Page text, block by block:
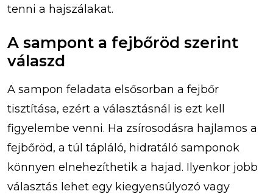
tenni a hajszálakat.
A sampont a fejbőröd szerint
válaszd
A sampon feladata elsősorban a fejbőr
tisztítása, ezért a választásnál is ezt kell
figyelembe venni. Ha zsírosodásra hajlamos a
fejbőröd, a túl tápláló, hidratáló samponok
könnyen elnehezíthetik a hajad. Ilyenkor jobb
választás lehet egy kiegyensúlyozó vagy